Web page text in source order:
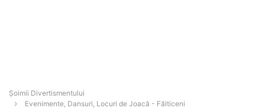
Şoimii Divertismentului
Evenimente, Dansuri, Locuri de Joacă - Fălticeni